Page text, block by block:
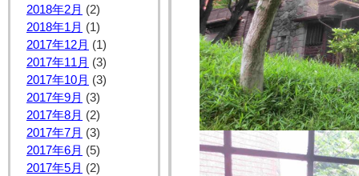
2018年2月 (2)
2018年1月 (1)
2017年12月 (1)
2017年11月 (3)
2017年10月 (3)
2017年9月 (3)
2017年8月 (2)
2017年7月 (3)
2017年6月 (5)
2017年5月 (2)